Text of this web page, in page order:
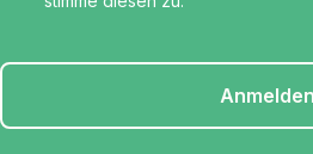
Anmelden